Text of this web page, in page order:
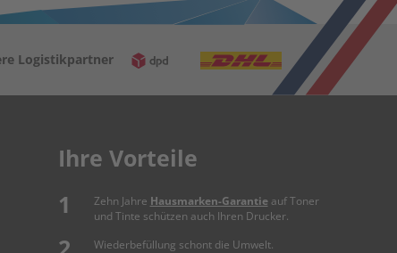
Logistikpartner
Ihre Vorteile
Zehn Jahre Hausmarken-Garantieauf Toner
und Tinte schützen auch Ihren Drucker.
Wiederbefüllung schont die Umwelt.